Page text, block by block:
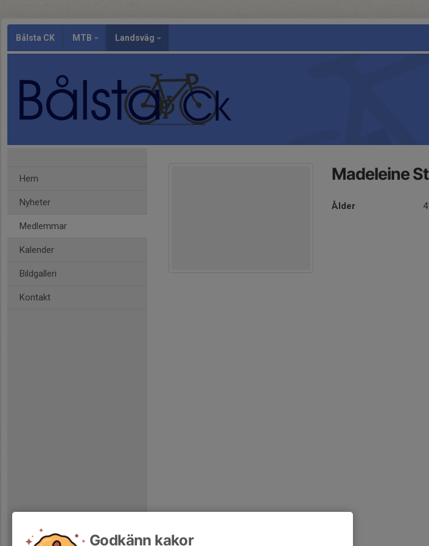
Bålsta CK MTB Landsväg
Hem
Nyheter
Medlemmar
Kalender
Bildgalleri
Kontakt
Madeleine
Ålder
Godkänn kakor